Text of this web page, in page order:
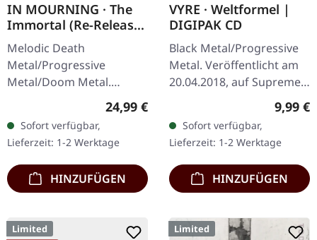
IN MOURNING · The
Immortal (Re-Release)
| BLACK LP
Melodic Death
Metal/Progressive
Metal/Doom Metal.
27.03.2026, auf Supreme
Chaos Records.
Schwarzes Vinyl mit
Insert. Zweite Auflage…
Regulärer Preis:
24,99 €
Sofort verfügbar,
Lieferzeit: 1-2 Werktage
HINZUFÜGEN
VYRE · Weltformel |
DIGIPAK CD
Black Metal/Progressive
Metal. Veröffentlicht am
20.04.2018, auf Supreme
Chaos Records. Limitierte
Erstauflage als CD im
DigiPak. Schnall Dich an,…
9,99 €
Sofort verfügbar,
Lieferzeit: 1-2 Werktage
HINZUFÜGEN
Limited
Limited